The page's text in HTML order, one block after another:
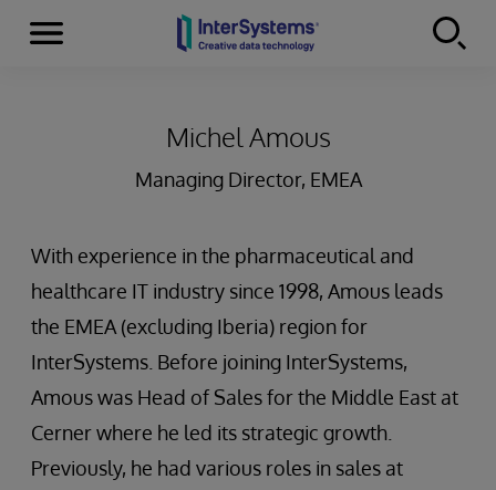
Skip to content
Menu
Michel Amous
Managing Director, EMEA
With experience in the pharmaceutical and
healthcare IT industry since 1998, Amous leads
the EMEA (excluding Iberia) region for
InterSystems. Before joining InterSystems,
Amous was Head of Sales for the Middle East at
Cerner where he led its strategic growth.
Previously, he had various roles in sales at